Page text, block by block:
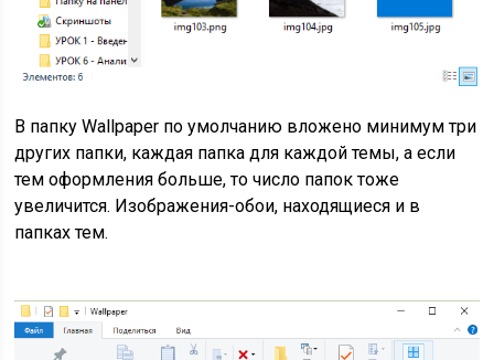
В папку Wallpaper по умолчанию вложено минимум три
других папки, каждая папка для каждой темы, а если
тем оформления больше, то число папок тоже
увеличится. Изображения-обои, находящиеся и в
папках тем.